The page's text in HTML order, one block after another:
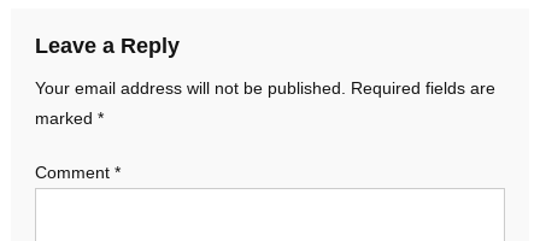
Leave a Reply
Your email address will not be published.
Required fields are
marked *
Comment *